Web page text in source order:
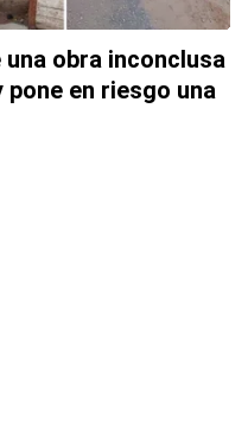
una obra inconclusa
en riesgo una